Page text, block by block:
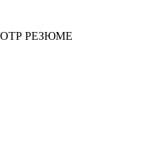
РЕЗЮМЕ